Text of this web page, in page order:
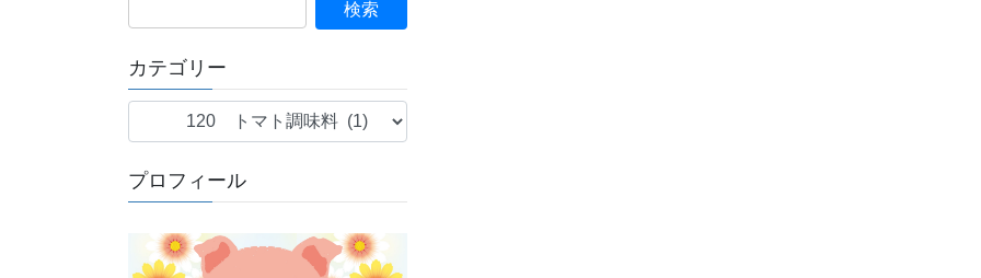
カテゴリー
テ
リ
プロフィール